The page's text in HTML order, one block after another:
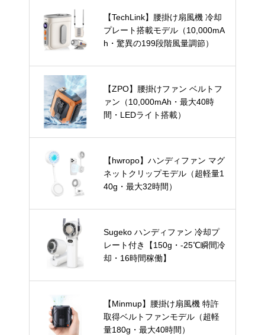
【TechLink】腰掛け扇風機 冷却
プレート搭載モデル（10,000mA
h・驚異の199段階風量調節）
【ZPO】腰掛けファン ベルトフ
ァン（10,000mAh・最大40時
間・LEDライト搭載）
【hwropo】ハンディファン マグ
ネットクリップモデル（超軽量1
40g・最大32時間）
Sugeko ハンディファン 冷却プ
レート付き【150g・-25℃瞬間冷
却・16時間稼働】
【Minmup】腰掛け扇風機 特許
取得ベルトファンモデル（超軽
量180g・最大40時間）